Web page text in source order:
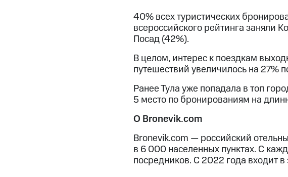
40% всех туристических
всероссийского рейтинга заняли
Посад (42%).
В целом, интерес к поездкам
путешествий увеличилось на
Ранее Тула уже попадала в топ
5 место по бронированиям на
О Bronevik.com
Bronevik.com — российский
в 6 000 населенных пунктах. С
посредников. С 2022 года входит